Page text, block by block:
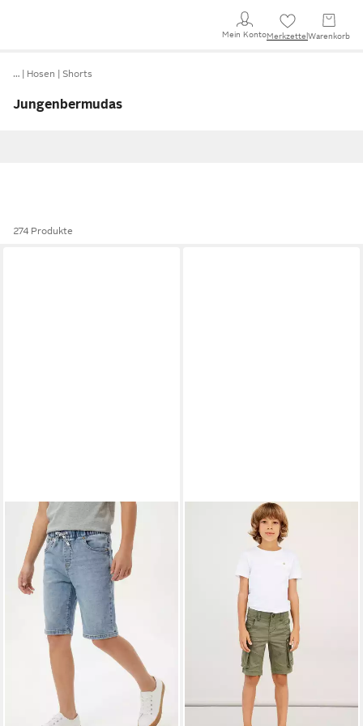
Mein KontoMerkzettel Warenkorb
… Hosen Shorts
Jungenbermudas
274 Produkte